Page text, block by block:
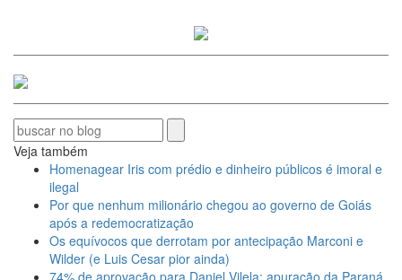
Veja também
Homenagear Iris com prédio e dinheiro públicos é imoral e
ilegal
Por que nenhum milionário chegou ao governo de Goiás
após a redemocratização
Os equívocos que derrotam por antecipação Marconi e
Wilder (e Luis Cesar pior ainda)
74% de aprovação para Daniel Vilela: apuração da Paraná